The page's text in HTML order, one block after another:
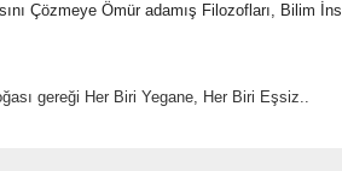
Çözmeye Ömür adamış Filozofları,
gereği Her Biri Yegane, Her Biri Eşsiz..